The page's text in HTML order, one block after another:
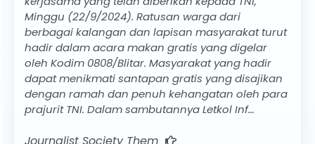
Minggu (22/9/2024). Ratusan warga dari
berbagai kalangan dan lapisan masyarakat turut
hadir dalam acara makan gratis yang digelar
oleh Kodim 0808/Blitar. Masyarakat yang hadir
dapat menikmati santapan gratis yang disajikan
dengan ramah dan penuh kehangatan oleh para
prajurit TNI. Dalam sambutannya Letkol Inf…